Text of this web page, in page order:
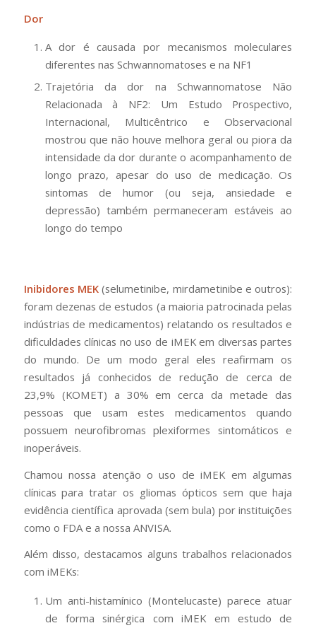
Dor
A dor é causada por mecanismos moleculares
diferentes nas Schwannomatoses e na NF1
Trajetória da dor na Schwannomatose Não
Relacionada à NF2: Um Estudo Prospectivo,
Internacional, Multicêntrico e Observacional
mostrou que não houve melhora geral ou piora da
intensidade da dor durante o acompanhamento de
longo prazo, apesar do uso de medicação. Os
sintomas de humor (ou seja, ansiedade e
depressão) também permaneceram estáveis ao
longo do tempo
Inibidores MEK(selumetinibe, mirdametinibe e outros):
foram dezenas de estudos (a maioria patrocinada pelas
indústrias de medicamentos) relatando os resultados e
dificuldades clínicas no uso de iMEK em diversas partes
do mundo. De um modo geral eles reafirmam os
resultados já conhecidos de redução de cerca de
23,9% (KOMET) a 30% em cerca da metade das
pessoas que usam estes medicamentos quando
possuem neurofibromas plexiformes sintomáticos e
inoperáveis.
Chamou nossa atenção o uso de iMEK em algumas
clínicas para tratar os gliomas ópticos sem que haja
evidência científica aprovada (sem bula) por instituições
como o FDA e a nossa ANVISA.
Além disso, destacamos alguns trabalhos relacionados
com iMEKs:
Um anti-histamínico (Montelucaste) parece atuar
de forma sinérgica com iMEK em estudo de